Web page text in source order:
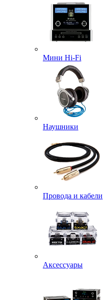
Мини Hi-Fi
Наушники
Провода и кабели
Аксессуары